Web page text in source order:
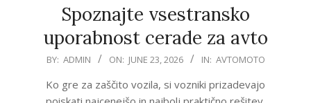
Spoznajte vsestransko
uporabnost cerade za avto
2026-
23
BY: ADMIN ON: JUNE 23, 2026 IN: AVTOMOTO
Ko gre za zaščito vozila, si vozniki prizadevajo